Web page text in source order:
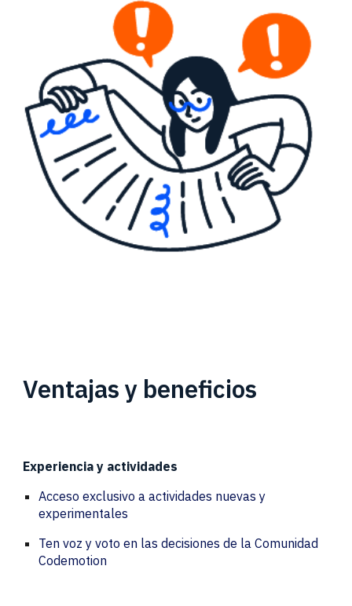
Ventajas y beneficios
Experiencia y actividades
Acceso exclusivo a actividades nuevas y
experimentales
Ten voz y voto en las decisiones de la Comunidad
Codemotion